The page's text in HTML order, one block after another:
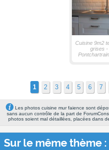
Cuisine 9m2
grises -
1 2 3 4 5 6 7
Les photos cuisine mur faience sont
sans aucun contrôle de la part de
photos soient mal détaillées, placées dans
Sur le même thème :